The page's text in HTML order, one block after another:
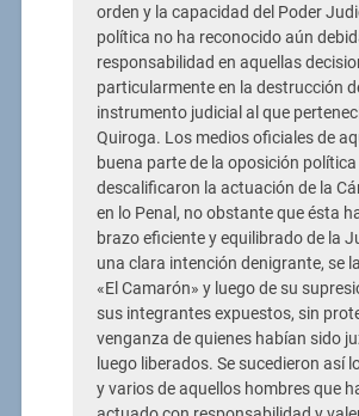
orden y la capacidad del Poder
política no ha reconocido aún
responsabilidad en aquellas
particularmente en la destrucción
instrumento judicial al que
Quiroga. Los medios oficiales de
buena parte de la oposición política
descalificaron la actuación de la
en lo Penal, no obstante que ésta
brazo eficiente y equilibrado de la
una clara intención denigrante, se
«El Camarón» y luego de su
sus integrantes expuestos, sin
venganza de quienes habían sido
luego liberados. Se sucedieron así
y varios de aquellos hombres que